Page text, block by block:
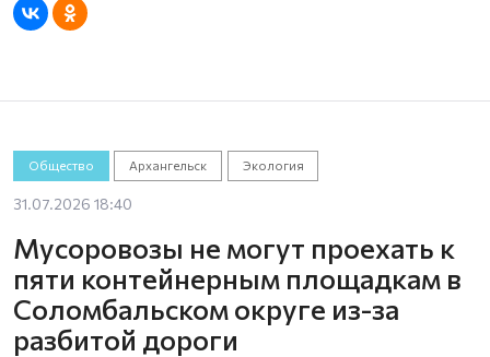
Общество Архангельск Экология
31.07.2026 18:40
Мусоровозы не могут проехать к
пяти контейнерным площадкам в
Соломбальском округе из-за
разбитой дороги